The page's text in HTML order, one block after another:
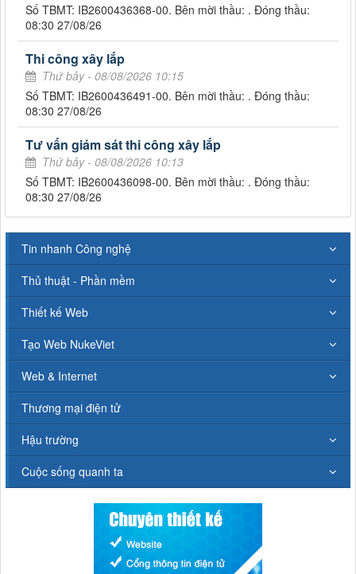
Số TBMT: IB2600436368-00. Bên mời thầu: . Đóng thầu:
08:30 27/08/26
Thi công xây lắp
Thứ bảy - 08/08/2026 10:15
Số TBMT: IB2600436491-00. Bên mời thầu: . Đóng thầu:
08:30 27/08/26
Tư vấn giám sát thi công xây lắp
Thứ bảy - 08/08/2026 10:13
Số TBMT: IB2600436098-00. Bên mời thầu: . Đóng thầu:
08:30 27/08/26
Tin nhanh Công nghệ
Thủ thuật - Phần mềm
Thiết kế Web
Tạo Web NukeViet
Web & Internet
Thương mại điện tử
Hậu trường
Cuộc sống quanh ta